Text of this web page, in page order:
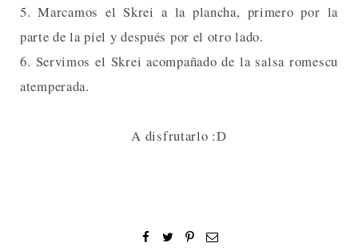
5. Marcamos el Skrei a la plancha, primero por la
parte de la piel y después por el otro lado.
6. Servimos el Skrei acompañado de la salsa romescu
atemperada.
A disfrutarlo :D